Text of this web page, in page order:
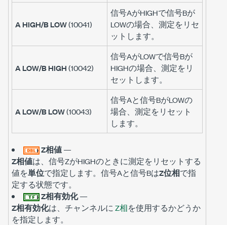
A HIGH/B LOW(10041)
信号AがHIGHで信号Bが
LOWの場合、測定をリセ
ットします。
A LOW/B HIGH(10042)
信号AがLOWで信号Bが
HIGHの場合、測定をリ
セットします。
A LOW/B LOW(10043)
信号Aと信号BがLOWの
場合、測定をリセット
します。
Z相値—
Z相値は、信号ZがHIGHのときに測定をリセットする
値を単位で指定します。信号Aと信号BはZ位相で指
定する状態です。
Z相有効化—
Z相有効化は、チャンネルに Z相を使用するかどうか
を指定します。